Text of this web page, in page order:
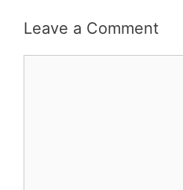
Leave a Comment